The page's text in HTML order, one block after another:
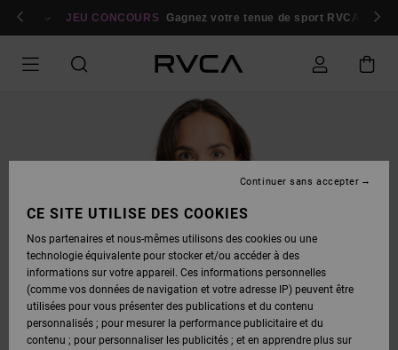
Se connecter / s'inscrire
JEU CONCOURS Gagnez votre tenue de sport RVCA
CE SITE UTILISE DES COOKIES
Nos partenaires et nous-mêmes utilisons des cookies ou une
technologie équivalente pour stocker et/ou accéder à des
informations sur votre appareil. Ces informations personnelles
(comme vos données de navigation et votre adresse IP) peuvent être
utilisées pour vous présenter des publications et du contenu
personnalisés ; pour mesurer la performance publicitaire et du
contenu ; pour personnaliser les publicités ; et en apprendre plus sur
Continuer sans accepter